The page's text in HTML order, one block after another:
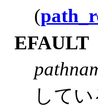
(
EFAULT
してい